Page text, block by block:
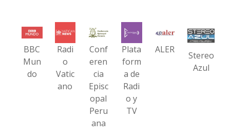
BBC
Mun
do
Radi
o
Vatic
ano
Conf
eren
cia
Episc
opal
Peru
ana
Plata
form
a de
Radi
o y
TV
ALER
Stereo
Azul